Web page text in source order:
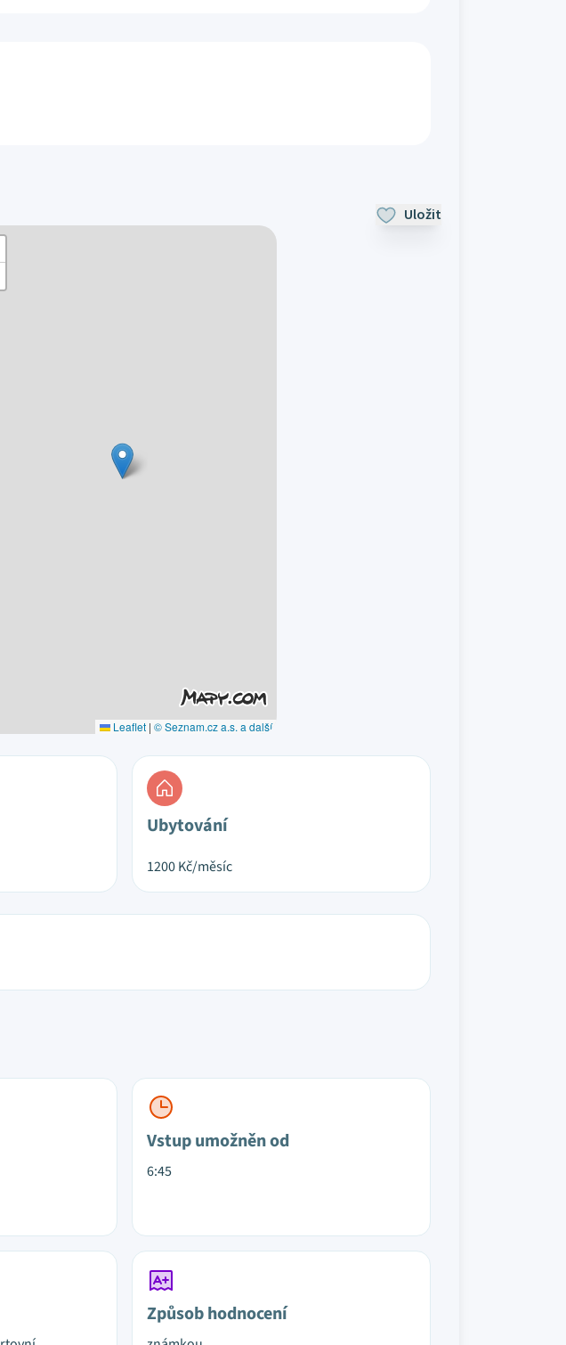
Uložit
Leaflet | © Seznam.cz a.s. a další
Ubytování
1200Kč/měsíc
Vstup umožněn od
6:45
Způsob hodnocení